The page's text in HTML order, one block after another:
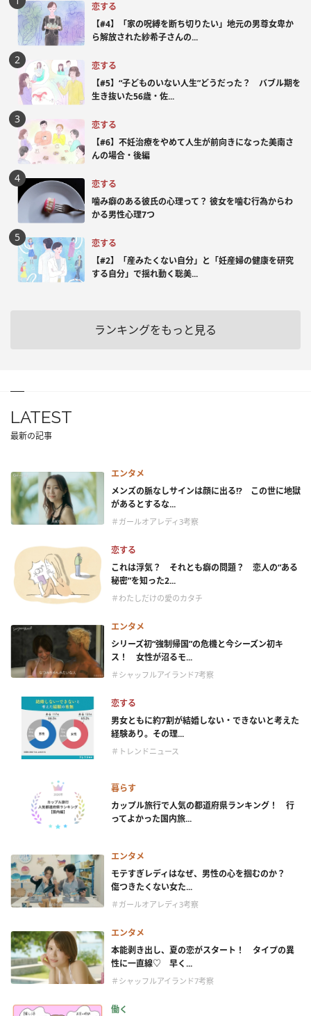
恋する
【#4】「家の呪縛を断ち切りたい」地元の男尊女卑か
ら解放された紗希子さんの...
恋する
【#5】“子どものいない人生”どうだった？ バブル期を
生き抜いた56歳・佐...
恋する
【#6】不妊治療をやめて人生が前向きになった美南さ
んの場合・後編
恋する
噛み癖のある彼氏の心理って？ 彼女を噛む行為からわ
かる男性心理7つ
恋する
【#2】「産みたくない自分」と「妊産婦の健康を研究
する自分」で揺れ動く聡美...
ランキングをもっと見る
LATEST
最新の記事
エンタメ
メンズの脈なしサインは顔に出る!? この世に地獄
があるとするな...
＃ガールオアレディ3考察
恋する
これは浮気？ それとも癖の問題？ 恋人の“ある
秘密”を知った2...
＃わたしだけの愛のカタチ
エンタメ
シリーズ初“強制帰国”の危機と今シーズン初キ
ス！ 女性が沼るモ...
＃シャッフルアイランド7考察
恋する
男女ともに約7割が結婚しない・できないと考えた
経験あり。その理...
＃トレンドニュース
暮らす
カップル旅行で人気の都道府県ランキング！ 行
ってよかった国内旅...
エンタメ
モテすぎレディはなぜ、男性の心を掴むのか？
傷つきたくない女た...
＃ガールオアレディ3考察
エンタメ
本能剥き出し、夏の恋がスタート！ タイプの異
性に一直線♡ 早く...
＃シャッフルアイランド7考察
働く